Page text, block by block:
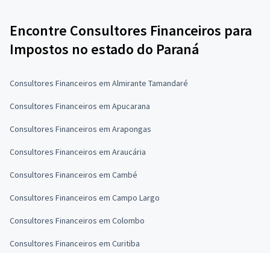
Encontre Consultores Financeiros para
Impostos no estado do Paraná
Consultores Financeiros em Almirante Tamandaré
Consultores Financeiros em Apucarana
Consultores Financeiros em Arapongas
Consultores Financeiros em Araucária
Consultores Financeiros em Cambé
Consultores Financeiros em Campo Largo
Consultores Financeiros em Colombo
Consultores Financeiros em Curitiba